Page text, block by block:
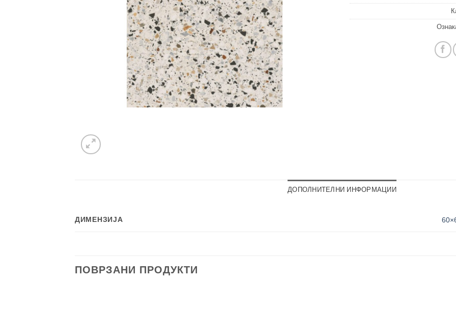
ДОПОЛНИТЕЛНИ ИНФОРМАЦИИ
ДИМЕНЗИЈА
ПОВРЗАНИ ПРОДУКТИ